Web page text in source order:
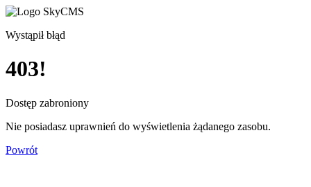
Wystąpił błąd
403!
Dostęp zabroniony
Nie posiadasz uprawnień do wyświetlenia żądanego zasobu.
Powrót